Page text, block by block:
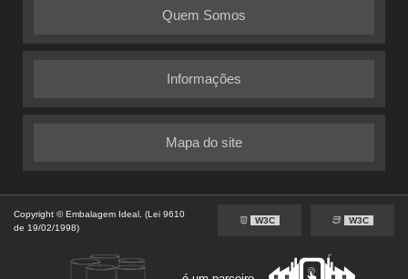
Quem Somos
Informações
Mapa do site
Copyright © Embalagem Ideal. (Lei 9610
de 19/02/1998)
W3C W3C